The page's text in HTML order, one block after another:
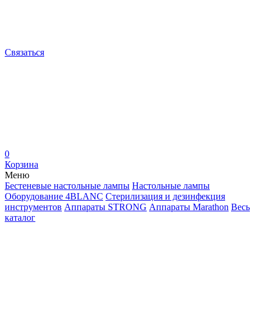
Связаться
0
Корзина
Меню
Бестеневые настольные лампы Настольные лампы
Оборудование 4BLANC Стерилизация и дезинфекция
инструментов Аппараты STRONG Аппараты Marathon Весь
каталог